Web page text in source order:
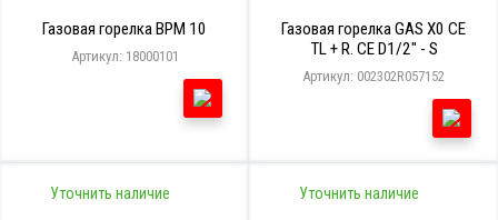
Газовая горелка BPM 10
Артикул: 18000101
Газовая горелка GAS X0 CE
TL + R. CE D1/2" - S
Артикул: 002302R057152
Уточнить наличие Уточнить наличие